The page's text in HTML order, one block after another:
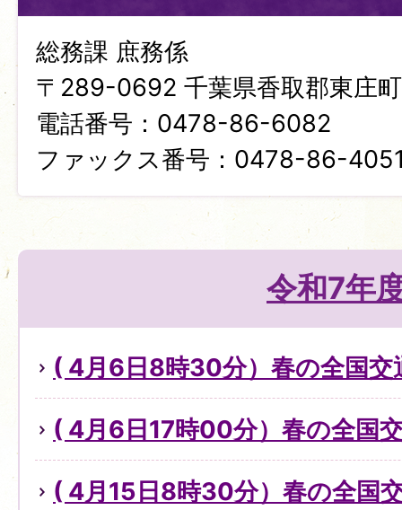
総務課 庶務係
〒289-0692 千葉県香取郡東庄
電話番号：0478-86-6082
ファックス番号：0478-86-
令和7年
( 4月6日8時30分）春の全国交
( 4月6日17時00分）春の全国
( 4月15日8時30分）春の全国